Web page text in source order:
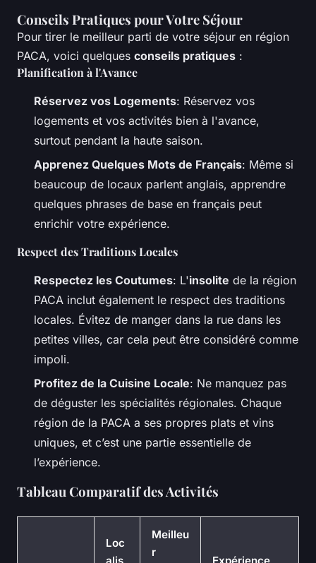
Conseils Pratiques pour Votre Séjour
Pour tirer le meilleur parti de votre séjour en région
PACA, voici quelques conseils pratiques :
Planification à l'Avance
Réservez vos Logements: Réservez vos
logements et vos activités bien à l'avance,
surtout pendant la haute saison.
Apprenez Quelques Mots de Français: Même si
beaucoup de locaux parlent anglais, apprendre
quelques phrases de base en français peut
enrichir votre expérience.
Respect des Traditions Locales
Respectez les Coutumes: L'insolite de la région
PACA inclut également le respect des traditions
locales. Évitez de manger dans la rue dans les
petites villes, car cela peut être considéré comme
impoli.
Profitez de la Cuisine Locale: Ne manquez pas
de déguster les spécialités régionales. Chaque
région de la PACA a ses propres plats et vins
uniques, et c’est une partie essentielle de
l’expérience.
Tableau Comparatif des Activités
Loc
Meilleu
r